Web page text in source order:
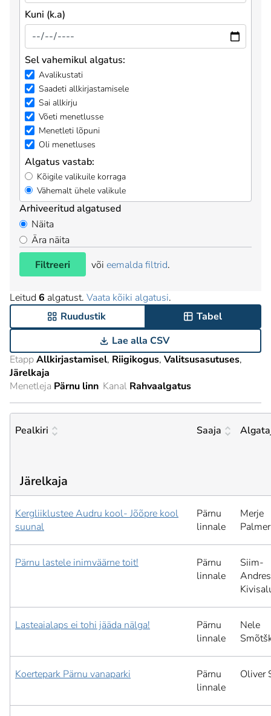
Kuni (k.a)
Sel vahemikul algatus:
Avalikustati
Saadeti allkirjastamisele
Sai allkirju
Võeti menetlusse
Menetleti lõpuni
Oli menetluses
Algatus vastab:
Kõigile valikuile korraga
Vähemalt ühele valikule
Arhiveeritud algatused
Näita
Ära näita
Filtreeri
või eemalda filtrid.
Leitud 6 algatust. Vaata kõiki algatusi.
Ruudustik
Tabel
Lae alla CSV
EtappAllkirjastamisel Riigikogus Valitsusasutuses
Järelkaja
Menetleja Pärnu linn Kanal Rahvaalgatus
Pealkiri Saaja
Järelkaja
Kergliiklustee Audru kool- Jõõpre kool
suunal
Pärnu
linnale
Merje
Palmer
Pärnu lastele inimväärne toit!
Pärnu
linnale
Siim-
Andres
Lasteaialaps ei tohi jääda nälga!
Pärnu
linnale
Nele
Koertepark Pärnu vanaparki
Pärnu
linnale
Oliver